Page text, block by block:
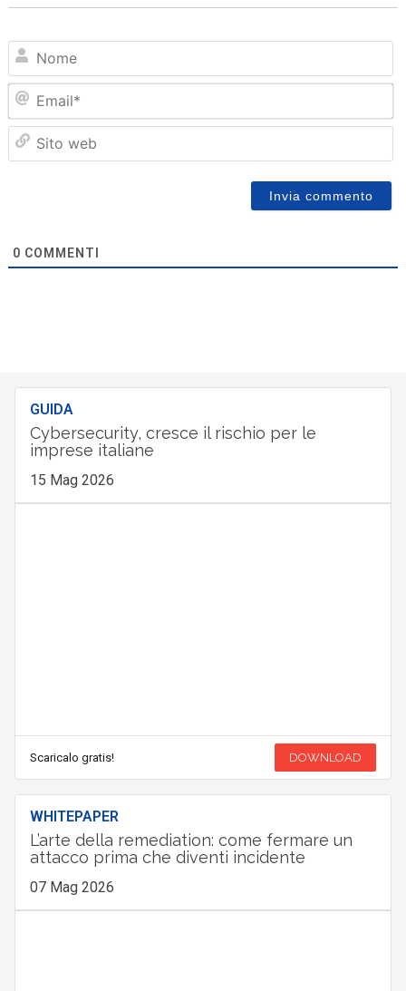
0 COMMENTI
GUIDA
Cybersecurity, cresce il rischio per le
imprese italiane
15 Mag 2026
Scaricalo gratis! DOWNLOAD
WHITEPAPER
L’arte della remediation: come fermare un
attacco prima che diventi incidente
07 Mag 2026